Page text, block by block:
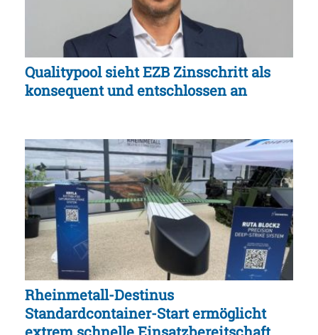
Qualitypool sieht EZB Zinsschritt als
konsequent und entschlossen an
Rheinmetall-Destinus
Standardcontainer-Start ermöglicht